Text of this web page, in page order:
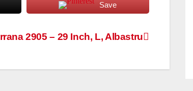
Save
2905 – 29 Inch, L, Albastru